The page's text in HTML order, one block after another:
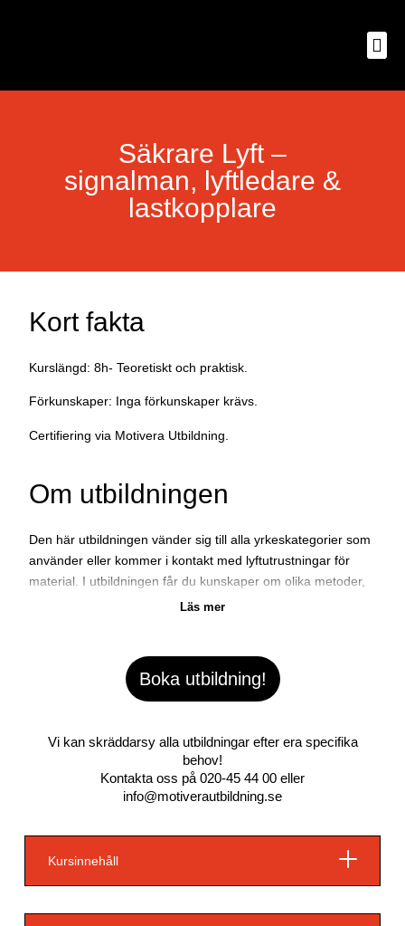
Säkrare Lyft –
signalman, lyftledare &
lastkopplare
Kort fakta
Kurslängd: 8h- Teoretiskt och praktisk.
Förkunskaper: Inga förkunskaper krävs.
Certifiering via Motivera Utbildning.
Om utbildningen
Den här utbildningen vänder sig till alla yrkeskategorier som
använder eller kommer i kontakt med lyftutrustningar för
material. I utbildningen får du kunskaper om olika metoder,
utrustning och de signaler som används vid säkra lyft.
Boka utbildning!
Vi kan skräddarsy alla utbildningar efter era specifika
behov!
Kontakta oss på 020-45 44 00 eller
info@motiverautbildning.se
Kursinnehåll